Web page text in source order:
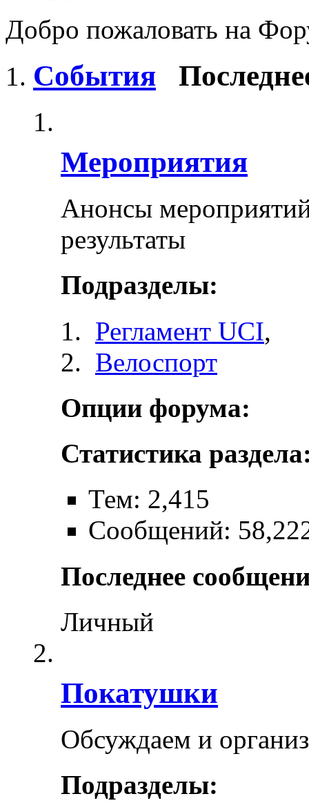
Добро пожаловать на
События
Мероприятия
Анонсы
результаты
Подразделы:
Регламент UCI,
Велоспорт
Опции форума:
Статистика
Тем: 2,415
Сообщений:
Последнее
Личный
Покатушки
Обсуждаем и
Подразделы: